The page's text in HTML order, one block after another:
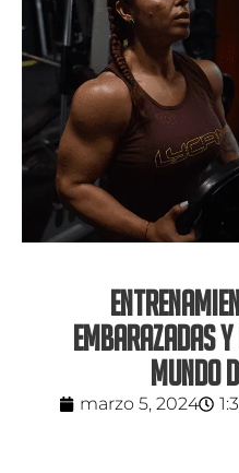
EMBARAZADAS
MUNDO
marzo 5, 2024